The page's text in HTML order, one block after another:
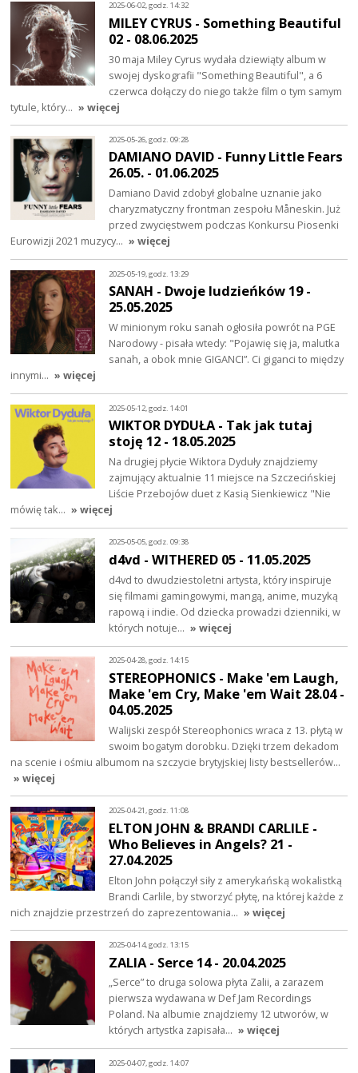
2025-06-02, godz. 14:32
MILEY CYRUS - Something Beautiful
02 - 08.06.2025
30 maja Miley Cyrus wydała dziewiąty album w
swojej dyskografii "Something Beautiful", a 6
czerwca dołączy do niego także film o tym samym
tytule, który… » więcej
2025-05-26, godz. 09:28
DAMIANO DAVID - Funny Little Fears
26.05. - 01.06.2025
Damiano David zdobył globalne uznanie jako
charyzmatyczny frontman zespołu Måneskin. Już
przed zwycięstwem podczas Konkursu Piosenki
Eurowizji 2021 muzycy… » więcej
2025-05-19, godz. 13:29
SANAH - Dwoje ludzieńków 19 -
25.05.2025
W minionym roku sanah ogłosiła powrót na PGE
Narodowy - pisała wtedy: "Pojawię się ja, malutka
sanah, a obok mnie GIGANCI”. Ci giganci to między
innymi… » więcej
2025-05-12, godz. 14:01
WIKTOR DYDUŁA - Tak jak tutaj
stoję 12 - 18.05.2025
Na drugiej płycie Wiktora Dyduły znajdziemy
zajmujący aktualnie 11 miejsce na Szczecińskiej
Liście Przebojów duet z Kasią Sienkiewicz "Nie
mówię tak… » więcej
2025-05-05, godz. 09:38
d4vd - WITHERED 05 - 11.05.2025
d4vd to dwudziestoletni artysta, który inspiruje
się filmami gamingowymi, mangą, anime, muzyką
rapową i indie. Od dziecka prowadzi dzienniki, w
których notuje… » więcej
2025-04-28, godz. 14:15
STEREOPHONICS - Make 'em Laugh,
Make 'em Cry, Make 'em Wait 28.04 -
04.05.2025
Walijski zespół Stereophonics wraca z 13. płytą w
swoim bogatym dorobku. Dzięki trzem dekadom
na scenie i ośmiu albumom na szczycie brytyjskiej listy bestsellerów…
» więcej
2025-04-21, godz. 11:08
ELTON JOHN & BRANDI CARLILE -
Who Believes in Angels? 21 -
27.04.2025
Elton John połączył siły z amerykańską wokalistką
Brandi Carlile, by stworzyć płytę, na której każde z
nich znajdzie przestrzeń do zaprezentowania… » więcej
2025-04-14, godz. 13:15
ZALIA - Serce 14 - 20.04.2025
„Serce” to druga solowa płyta Zalii, a zarazem
pierwsza wydawana w Def Jam Recordings
Poland. Na albumie znajdziemy 12 utworów, w
których artystka zapisała… » więcej
2025-04-07, godz. 14:07